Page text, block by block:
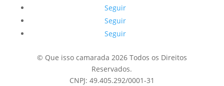
Seguir
Seguir
Seguir
© Que isso camarada 2026 Todos os Direitos
Reservados.
CNPJ: 49.405.292/0001-31